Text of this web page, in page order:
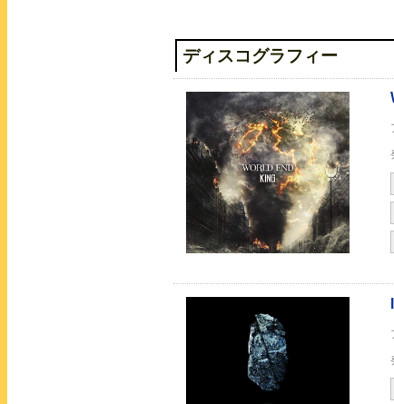
ディスコグラフィー
GO TIME